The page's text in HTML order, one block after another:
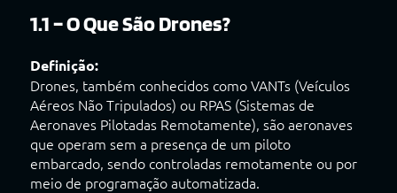
1.1 – O Que São Drones?
Definição:
Drones, também conhecidos como VANTs (Veículos
Aéreos Não Tripulados) ou RPAS (Sistemas de
Aeronaves Pilotadas Remotamente), são aeronaves
que operam sem a presença de um piloto
embarcado, sendo controladas remotamente ou por
meio de programação automatizada.